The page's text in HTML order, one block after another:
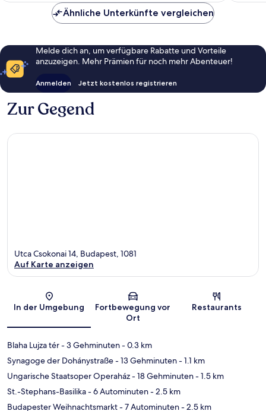
Ähnliche Unterkünfte vergleichen
Melde dich an, um verfügbare Rabatte und Vorteile
anzuzeigen. Mehr Prämien für noch mehr Abenteuer!
Anmelden Jetzt kostenlos registrieren
Zur Gegend
Karte
Utca Csokonai 14, Budapest, 1081
Auf Karte anzeigen
In der Umgebung
Fortbewegung vor
Ort
Restaurants
Blaha Lujza tér- 3 Gehminuten- 0.3 km
Synagoge der Dohánystraße- 13 Gehminuten- 1.1 km
Ungarische Staatsoper Operaház- 18 Gehminuten- 1.5 km
St.-Stephans-Basilika- 6 Autominuten- 2.5 km
Budapester Weihnachtsmarkt- 7 Autominuten- 2.5 km